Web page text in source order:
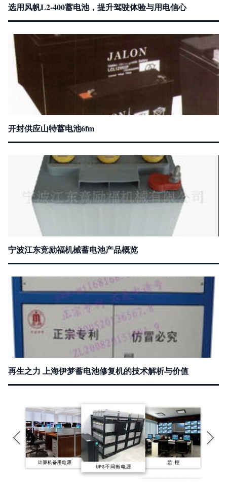
选用风帆L2-400蓄电池，提升驾驶体验与用电信心
开封供应山特蓄电池6fm
宁波江东竞励福机械蓄电池产品概览
再生之力 上海伊梦蓄电池修复机的技术解析与价值